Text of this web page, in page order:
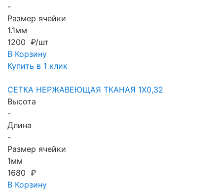
-
Размер ячейки
1.1мм
1200 ₽/шт
В Корзину
Купить в 1 клик
СЕТКА НЕРЖАВЕЮЩАЯ ТКАНАЯ 1X0,32
Высота
-
Длина
-
Размер ячейки
1мм
1680 ₽
В Корзину